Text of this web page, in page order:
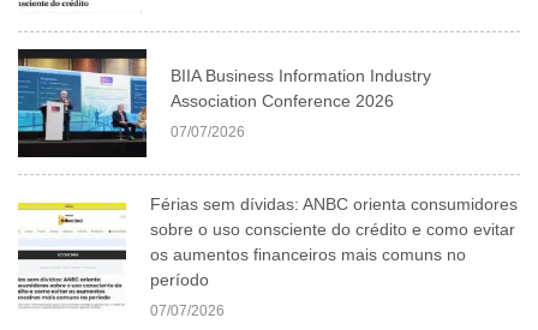
BIIA Business Information Industry
Association Conference 2026
07/07/2026
Férias sem dívidas: ANBC orienta consumidores
sobre o uso consciente do crédito e como evitar
os aumentos financeiros mais comuns no
período
07/07/2026